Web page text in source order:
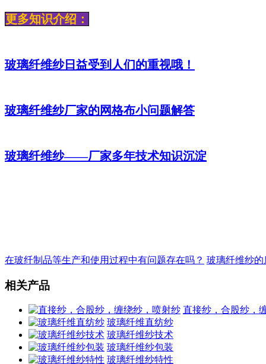
更多知识介绍：
玻璃纤维纱日益受到人们的重视哦！
玻璃纤维纱厂家的网格布小问题解答
玻璃纤维纱——厂家多年技术知识沉淀
在玻纤制品等生产和使用过程中有问题存在吗？ 玻璃纤维纱的
相关产品
直接纱，合股纱，
玻璃纤维直纺纱
玻璃纤维纱技术
玻璃纤维纱包装
玻璃纤维纱特性